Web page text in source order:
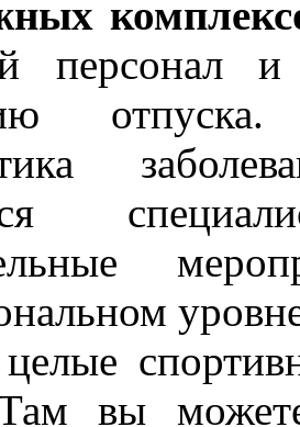
персонал
вы